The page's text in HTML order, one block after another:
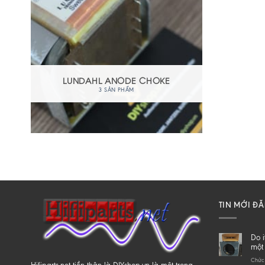
LUNDAHL ANODE CHOKE
3 SẢN PHẨM
TIN MỚI
Do
Chức